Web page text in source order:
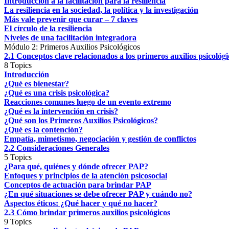
La resiliencia en la sociedad, la política y la investigación
Más vale prevenir que curar – 7 claves
El círculo de la resiliencia
Niveles de una facilitación integradora
Módulo 2: Primeros Auxilios Psicológicos
2.1 Conceptos clave relacionados a los primeros auxilios
8 Topics
Introducción
¿Qué es bienestar?
¿Qué es una crisis psicológica?
Reacciones comunes luego de un evento extremo
¿Qué es la intervención en crisis?
¿Qué son los Primeros Auxilios Psicológicos?
¿Qué es la contención?
Empatía, mimetismo, negociación y gestión de conflictos
2.2 Consideraciones Generales
5 Topics
¿Para qué, quiénes y dónde ofrecer PAP?
Enfoques y principios de la atención psicosocial
Conceptos de actuación para brindar PAP
¿En qué situaciones se debe ofrecer PAP y cuándo no?
Aspectos éticos: ¿Qué hacer y qué no hacer?
2.3 Cómo brindar primeros auxilios psicológicos
9 Topics